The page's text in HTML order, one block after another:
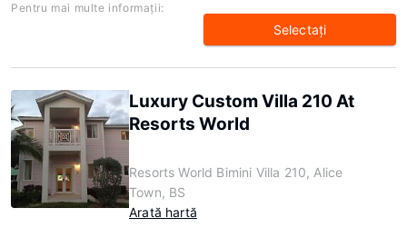
Pentru mai multe informaţii:
Selectaţi
Luxury Custom Villa 210 At
Resorts World
Resorts World Bimini Villa 210, Alice
Town, BS
Arată hartă